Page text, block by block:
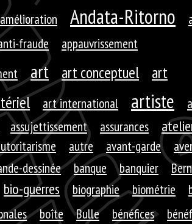
amélioration Andata-Ritorno
fraude
appauvrissement
art art conceptuel
art
art international artiste
assujettissement assurances
autre avant-garde
dessinée banque banquier
bio-guerres biographie biométrie
boîte Bulle bénéfices